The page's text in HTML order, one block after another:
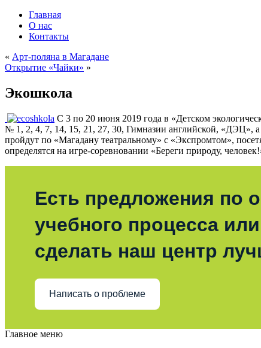
Главная
О нас
Контакты
« Арт-поляна в Магадане
Открытие «Чайки» »
Экошкола
С 3 по 20 июня 2019 года в «Детском
№ 1, 2, 4, 7, 14, 15, 21, 27, 30, Гимназии английской, «ДЭЦ»,
пройдут по «Магадану театральному» с «Экспромтом»,
определятся на игре-соревновании «Береги природу,
Есть предложения по
учебного процесса или
сделать наш центр
Написать о проблеме
Главное меню